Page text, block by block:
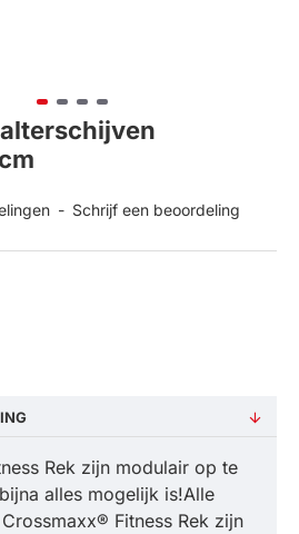
- Schrijf een beoordeling
Rek zijn modulair op te
alles mogelijk is!Alle
Fitness Rek zijn